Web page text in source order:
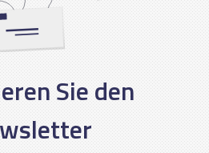
Sie den